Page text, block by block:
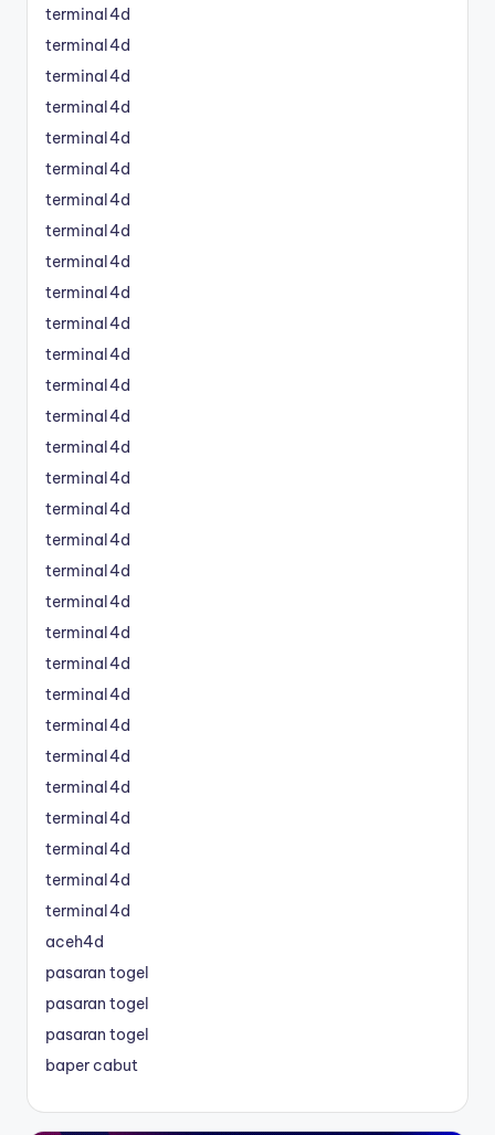
terminal4d
terminal4d
terminal4d
terminal4d
terminal4d
terminal4d
terminal4d
terminal4d
terminal4d
terminal4d
terminal4d
terminal4d
terminal4d
terminal4d
terminal4d
terminal4d
terminal4d
terminal4d
terminal4d
terminal4d
terminal4d
terminal4d
terminal4d
terminal4d
terminal4d
terminal4d
terminal4d
terminal4d
terminal4d
terminal4d
aceh4d
pasaran togel
pasaran togel
pasaran togel
baper cabut